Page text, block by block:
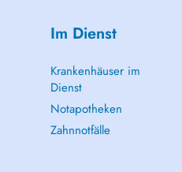
Im Dienst
Krankenhäuser im
Dienst
Notapotheken
Zahnnotfälle